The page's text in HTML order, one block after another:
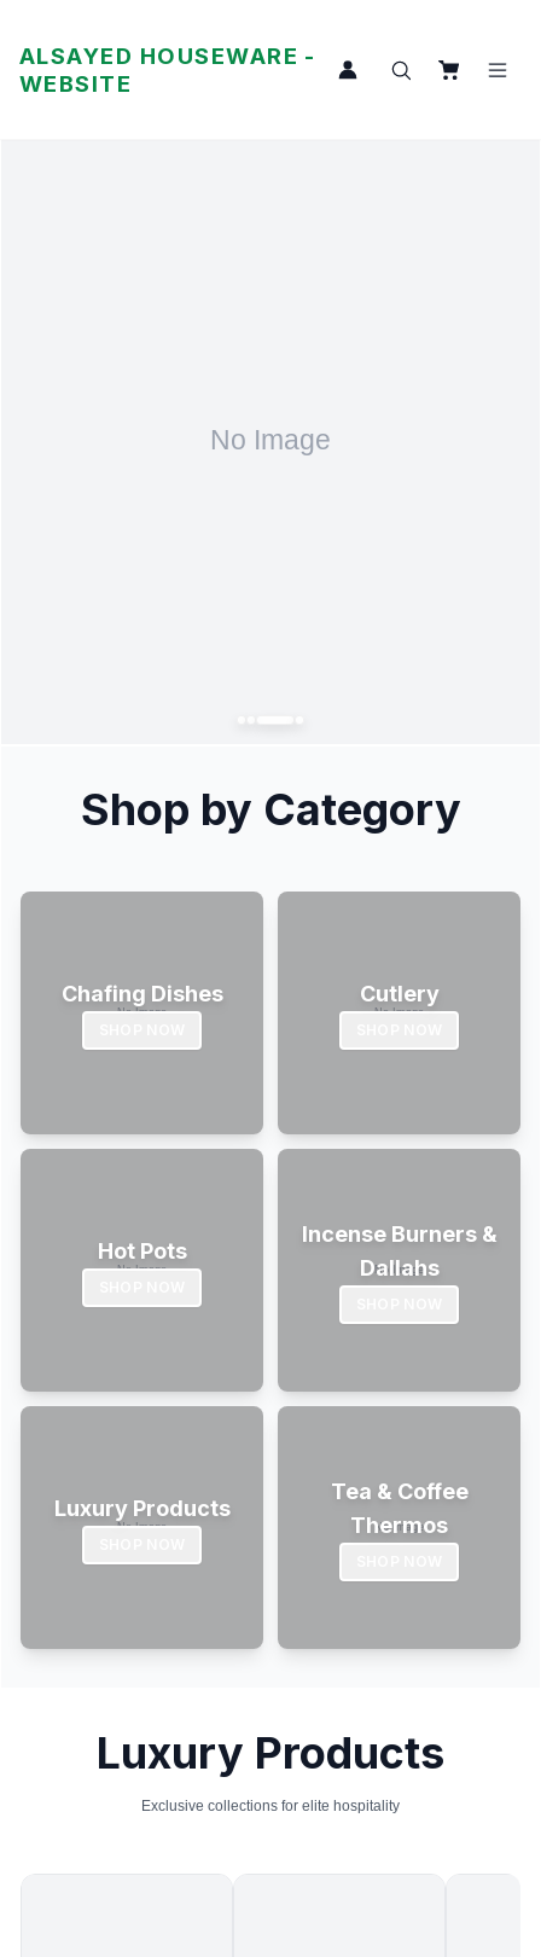
ALSAYED HOUSEWARE -
WEBSITE
Shop by Category
Chafing Dishes Cutlery
Hot Pots
Incense Burners &
Dallahs
Luxury Products
Tea & Coffee
Thermos
Luxury Products
Exclusive collections for elite hospitality